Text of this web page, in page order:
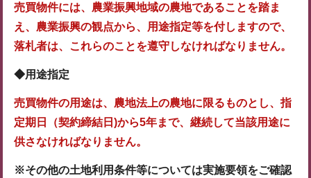
売買物件には、農業振興地域の農地であることを踏ま
え、農業振興の観点から、用途指定等を付しますので、
落札者は、これらのことを遵守しなければなりません。
◆用途指定
売買物件の用途は、農地法上の農地に限る ものとし、指
定期日（契約締結日)から5年まで、継続して当該用途に
供さなければなりません。
※その他の土地利用条件等については実施要領をご確認